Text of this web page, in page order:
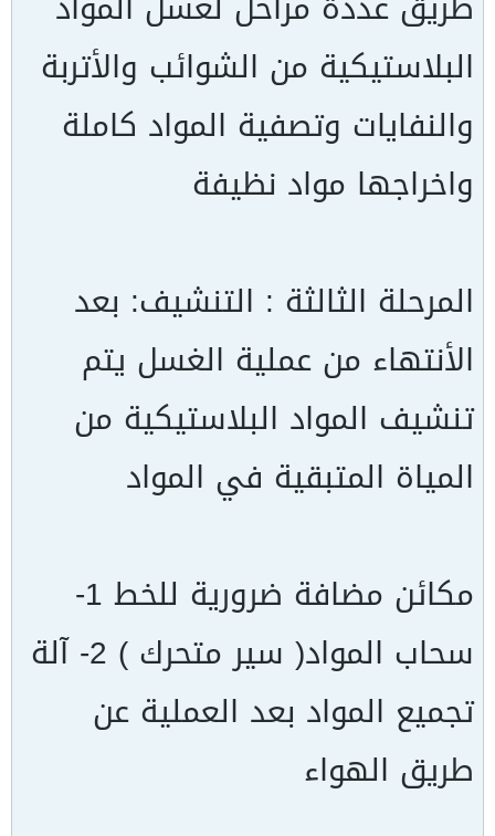
البلاستيكية من الشوائب والأتربة
والنفايات وتصفية المواد كاملة
واخراجها مواد نظيفة
المرحلة الثالثة : التنشيف: بعد
الأنتهاء من عملية الغسل يتم
تنشيف المواد البلاستيكية من
المياة المتبقية في المواد
مكائن مضافة ضرورية للخط 1-
سحاب المواد( سير متحرك ) 2- آلة
تجميع المواد بعد العملية عن
طريق الهواء